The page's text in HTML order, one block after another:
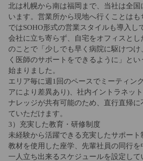
北は札幌から南は福岡まで、当社は全国
います。営業所から現地へ行くことは
ではSOHO形式の営業スタイルも導入し
会社に立ち寄らず、自宅をオフィスと
のことで「少しでも早く病院に駆けつ
く医師のサポートをできるように」とい
始まりました。
エリア毎に週1回のペースでミーティン
アにより差異あり)、社内イントラネッ
ナレッジが共有可能のため、直行直帰に
ていただけます。
3）充実した教育・研修制度
未経験から活躍できる充実したサポート
教材を使用した座学、先輩社員の同行を
一人立ち出来るスケジュールを設定して